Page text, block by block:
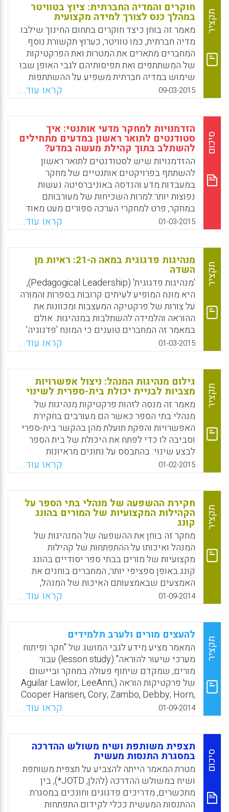
על הלמידה של פרחי ההוראה ללמד (Britton,
Stacey A.; Qiang Cheng; Hill-Cunningham, P.
Renee; Carpenter-McCullough, Amber,
2015).
WhatsApp
Facebook
Email
X
תקציר
חוקרים והמדיה החברתית: ציוץ בטוויטר
במהלך כנס לצורך למידה מקצועית
מאמר זה בוחן כיצד חוקרים בתחום החינוך שילבו
מדיה חברתית, כמו טוויטר, כערוץ תקשורת נוסף.
המחברים מתארים את המטרות ואת הפרקטיקות
של המשתתפים ואת תפיסותיהם לגבי האופן שבו
שימוש במדיה חברתית משפיע על ההשתתפות
בקהילה של הכנס (Li, Jiahang; Greenhow,
Christine, 2015).
WhatsApp
Facebook
Email
X
09-03-2015 קראו עוד...
סיכום
הזדמנויות למחקר מדעי אותנטי: איך
סטודנטים לתואר ראשון במדעים מתחילים
להשתלב בתוך קהילת מעשה במדע?
ההזדמנויות שיש לסטודנטים לתואר ראשון
להשתתף בפרויקטים אותנטיים של מחקר
במעבדות מדע והנדסה באוניברסיטה נעשות
נפוצות יותר.למרות השכיחות של מעורבותם
במחקר, פרט למחקרי הערכה ספורים מעט מאוד
ידוע על היעילות של תכניות אלה בהשגת
התוצאות המצופות או הרצויות של למידת
סטודנטים. מטרות הלימוד האופייניות של תכניות
כאלה קשורות בשילוב של סטודנטים לתוך
קהילת מעשה באמצעות למידת תוכן מדעי בתוך
ההקשר, רכישת מיומנויות בתהליכים מדעיים,
ותרגול של תהליכי חשיבה מדעיים. מטרתו של
מחקר זה הייתה להבין את התהליך ואת המידה
שבה תכניות מחקר של סטודנטים מצטיינים
למדעים לתואר ראשון בשנה הראשונה השיגו את
מטרותיהן המוצהרות – לשלב את המשתתפים בהן
בתוך קהילת מעשה ולפתח את הזהויות המחקריות
H., Shumaker Jeffrey, Penny, Ferzli, Miriam,
& Shea, Damian).
WhatsApp
Facebook
Email
X
01-03-2015 קראו עוד...
תקציר
מנהיגות פדגוגית במאה ה-21: ראיות מן
השדה
'מנהיגות פדגוגית' (Pedagogical Leadership),
היא מונח המופיע לעיתים קרובות בספרות והמורה
על צורות של פרקטיקה המעצבות ומכוונות את
ההוראה והלמידה להשתלבות במנהיגות. אולם
במאמר זה המחברים טוענים כי המונח 'פדגוגיה'
הופך לרב-משמעי בעת שהוא מצורף למושג
ה'מנהיגות' ודורש הסבר נוסף, בייחוד במאה ה-21.
המסקנות של המחברים מעודכנות על ידי
ממצאים ממחקר שנערך על-ידם עם מנהלי בתי
ספר ומנהיגים של מסגרות לגיל הרך באנגליה
במהלך שנת 2012 (Male, Trevor; Palaiologou,
Ioanna, 2015).
WhatsApp
Facebook
Email
X
01-03-2015 קראו עוד...
תקציר
גילום מנהיגות המנהל: ניצול אפשרויות
מצביות לבניית יכולת בית-ספרית לשינוי
מאמר זה מנסה לזהות פרקטיקות מנהיגות של
מנהלי בתי הספר כאשר הם מעורבים בחקירת
האפשרויות והפקת תועלת מהן בהקשר בית-ספרי
וסביבה לו כדי לפתח את היכולת של בית הספר
לבצע שינוי. בהתבסס על נתונים מראיונות
שנערכו עם מנהלי בתי ספר, מאמר זה מראה
שהיכולות של מנהיגי בית הספר לתפוס ולהפיק
תועלת מאפשרויות מצביות כדי לבנות את היכולת
של בית הספר הן אחד מהגורמים העיקריים
המבדילים בין רמות שונות של מאמצי יישום (Lai
Edith, 2015).
WhatsApp
Facebook
Email
X
01-02-2015 קראו עוד...
תקציר
חקירת ההשפעה של מנהלי בתי הספר על
הקהילות המקצועיות של המורים בהונג
קונג
מחקר זה בוחן את ההשפעה של המנהיגות של
המנהל ואיכותו על ההתפתחות של קהילות
מקצועיות של מורים בבתי ספר יסודיים בהונג
קונג.באופן ספציפי יותר, המחברים בוחנים את
האמצעים שבאמצעותם האיכות של המנהל,
מנהיגותו, והאמון בארגון משפיעים על כוחה של
הקהילה המקצועית בקרב המורים (Hallinger,
Philip; Lee, Moosung; Ko, James., 2014).
WhatsApp
Facebook
Email
X
01-09-2014 קראו עוד...
תקציר
להעצים מורים ולערב תלמידים
המאמר מציע מידע לגבי המושג של "חקר ופיתוח
מערכי שיעור להוראה" (lesson study) עבור
מורים, שמקדם שיתוף פעולה במחקר וביישום
של פרקטיקות הוראה (Aguilar Lawlor, LeeAnn;
Cooper Hansen, Cory; Zambo, Debby; Horn,
Patty, 2014).
WhatsApp
Facebook
Email
X
01-09-2014 קראו עוד...
סיכום
תצפית משותפת ושיח משולש ההדרכה
במסגרת התנסות מעשית
מטרת המאמר הייתה להצביע על תצפית משותפת
ושיח במשולש ההדרכה (להלן, JOTD*), בין
מתכשרים, מדריכים פדגוגים וחונכים במסגרת
ההתנסות המעשית ככלי לקידום התפתחות